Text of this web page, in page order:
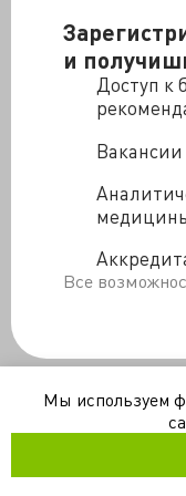
и
Доступ к
Все
где борются за
случиться всякое.
бывалого
Мы используем